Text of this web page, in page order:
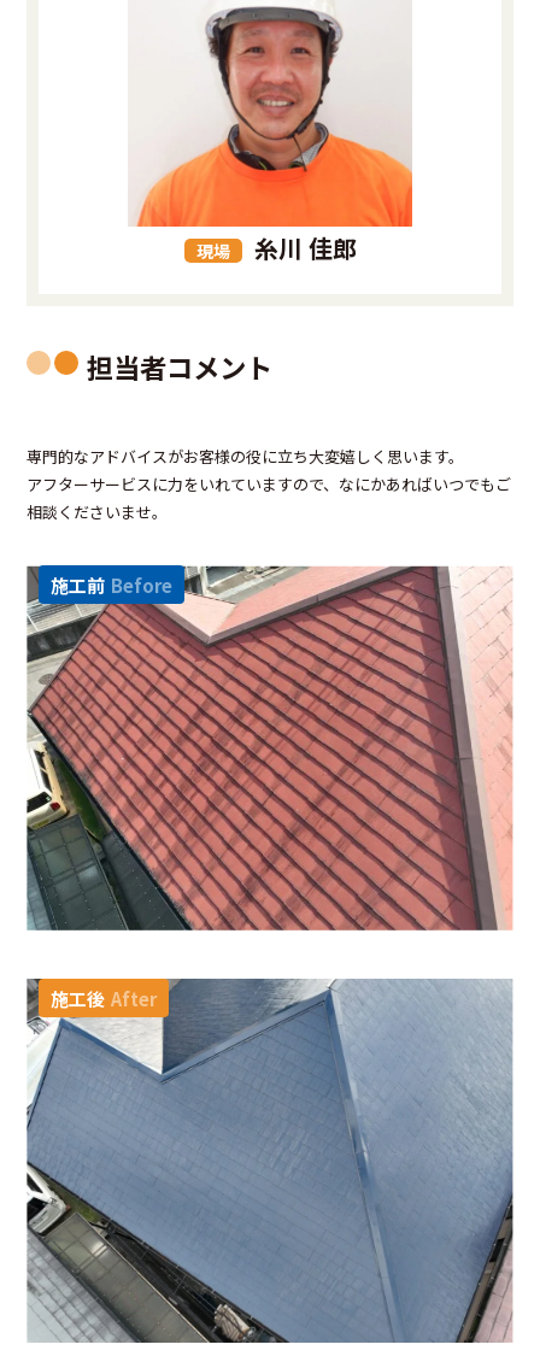
現場 糸川 佳郎
担当者コメント
専門的なアドバイスがお客様の役に立ち大変嬉しく思います。
アフターサービスに力をいれていますので、なにかあればいつでもご
相談くださいませ。
施工前 Before
施工後 After